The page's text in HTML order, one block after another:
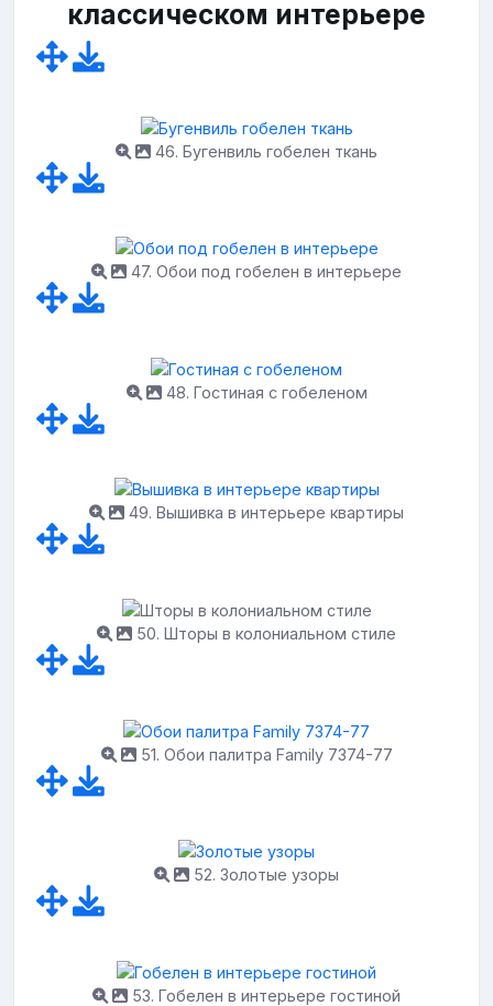
классическом интерьере
46. Бугенвиль гобелен ткань
47. Обои под гобелен в интерьере
48. Гостиная с гобеленом
49. Вышивка в интерьере квартиры
50. Шторы в колониальном стиле
51. Обои палитра Family 7374-77
52. Золотые узоры
53. Гобелен в интерьере гостиной